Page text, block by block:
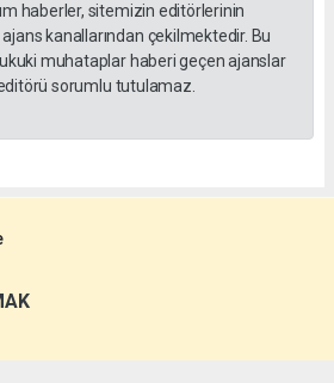
haberler, sitemizin editörlerinin
kanallarından çekilmektedir. Bu
muhataplar haberi geçen ajanslar
sorumlu tutulamaz.